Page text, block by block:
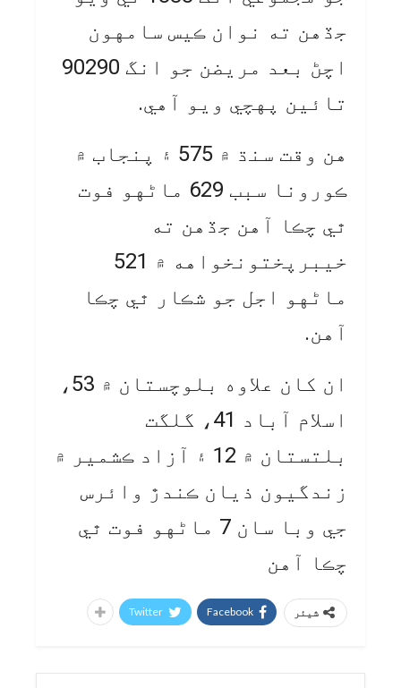
جڏهن ته نوان ڪيس سامهون
اچڻ بعد مريضن جو انگ 90290
تائين پهچي ويو آهي.
هن وقت سنڌ ۾ 575 ۽ پنجاب ۾
ڪورونا سبب 629 ماڻهو فوت
ٿي چڪا آهن جڏهن ته
خيبرپختونخواهه ۾ 521
ماڻهو اجل جو شڪار ٿي چڪا
آهن.
ان کان علاوه بلوچستان ۾ 53،
اسلام آباد 41، گلگت
بلتستان ۾ 12 ۽ آزاد ڪشمير ۾
زندگيون ذيان ڪندڙ وائرس
جي وبا سان 7 ماڻهو فوت ٿي
چڪا آهن
شیئر Facebook
Twitter